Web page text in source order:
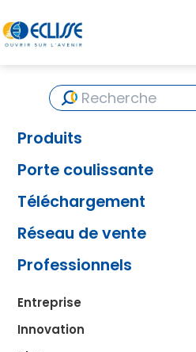
Produits
Porte coulissante
Téléchargement
Réseau de vente
Professionnels
Entreprise
Innovation